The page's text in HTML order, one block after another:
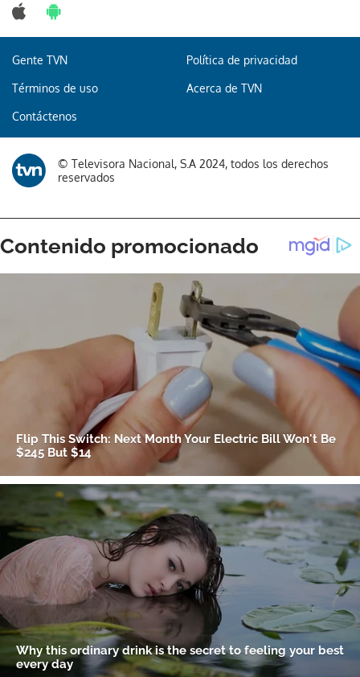
Gente TVN Política de privacidad
Términos de uso Acerca de TVN
Contáctenos
© Televisora Nacional, S.A 2024, todos los derechos
reservados